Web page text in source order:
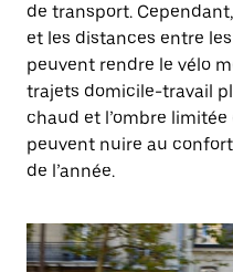
de transport.
et les distances entre
peuvent rendre le vélo
trajets domicile-travail
chaud et l’ombre
peuvent nuire au
de l’année.